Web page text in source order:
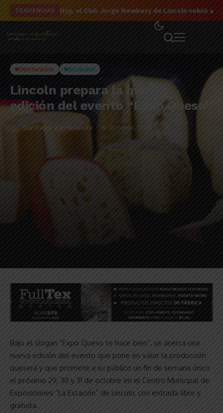
TENDENCIAS El detalle de la campaña de El Linqueño en el
Destacados Sociedad
Lincoln prepara la quinta
edición del evento “Expo Queso”
Santiago Zambianchi 8 Octubre, 2021
Bajo el slogan “Expo Queso te hace bien”, se acerca una
nueva edición del evento que pone en valor la producción
quesera y que promete a su público un fin de semana único
el próximo 29, 30 y 31 de octubre en el Centro Municipal de
Exposiciones “La Estación” de Lincoln, con entrada libre y
gratuita.